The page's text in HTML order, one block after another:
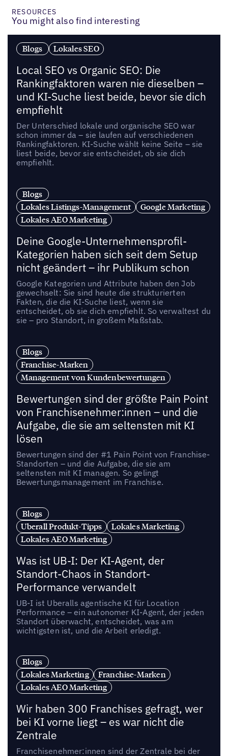
RESOURCES
You might also find interesting
Blogs Lokales SEO
Local SEO vs Organic SEO: Die
Rankingfaktoren waren nie dieselben –
und KI-Suche liest beide, bevor sie dich
empfiehlt
Der Unterschied lokale und organische SEO war
schon immer da – sie laufen auf verschiedenen
Rankingfaktoren. KI-Suche wählt keine Seite – sie
liest beide, bevor sie entscheidet, ob sie dich
empfiehlt.
Blogs
Lokales Listings-Management
Google Marketing
Lokales AEO Marketing
Deine Google-Unternehmensprofil-
Kategorien haben sich seit dem Setup
nicht geändert – ihr Publikum schon
Google Kategorien und Attribute haben den Job
gewechselt: Sie sind heute die strukturierten
Fakten, die die KI-Suche liest, wenn sie
entscheidet, ob sie dich empfiehlt. So verwaltest du
sie – pro Standort, in großem Maßstab.
Blogs
Franchise-Marken
Management von Kundenbewertungen
Bewertungen sind der größte Pain Point
von Franchisenehmer:innen – und die
Aufgabe, die sie am seltensten mit KI
lösen
Bewertungen sind der #1 Pain Point von Franchise-
Standorten – und die Aufgabe, die sie am
seltensten mit KI managen. So gelingt
Bewertungsmanagement im Franchise.
Blogs
Uberall Produkt-Tipps
Lokales Marketing
Lokales AEO Marketing
Was ist UB-I: Der KI-Agent, der
Standort-Chaos in Standort-
Performance verwandelt
UB-I ist Uberalls agentische KI für Location
Performance – ein autonomer KI-Agent, der jeden
Standort überwacht, entscheidet, was am
wichtigsten ist, und die Arbeit erledigt.
Blogs
Lokales Marketing
Franchise-Marken
Lokales AEO Marketing
Wir haben 300 Franchises gefragt, wer
bei KI vorne liegt – es war nicht die
Zentrale
Franchisenehmer:innen sind der Zentrale bei der